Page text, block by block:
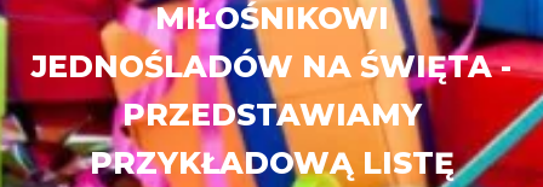
MIŁOŚNIKOWI
JEDNOŚLADÓW NA ŚWIĘTA -
PRZEDSTAWIAMY
PRZYKŁADOWĄ LISTĘ